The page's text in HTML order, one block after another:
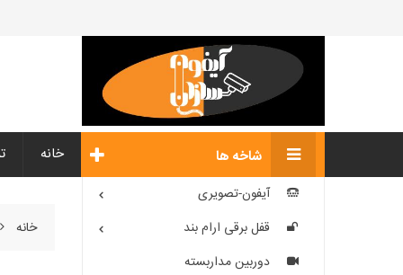
شاخه ها خانه
آیفون-تصویری
قفل برقی ارام بند
دوربین مداربسته
خانه